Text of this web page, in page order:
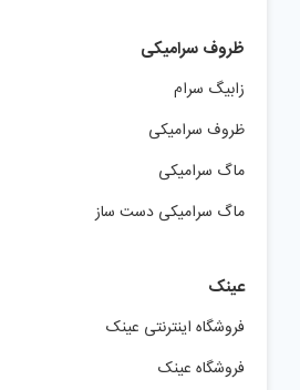
ظروف سرامیکی
زابیگ سرام
ظروف سرامیکی
ماگ سرامیکی
ماگ سرامیکی دست ساز
عینک
فروشگاه اینترنتی عینک
فروشگاه عینک